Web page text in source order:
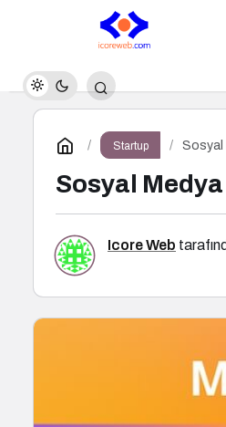
Startup Sosyal
Sosyal
Icore Web